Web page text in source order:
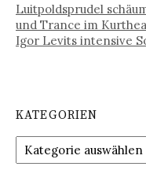
Luitpoldsprudel
und Trance im
Igor Levits intensive
KATEGORIEN
Kategorien